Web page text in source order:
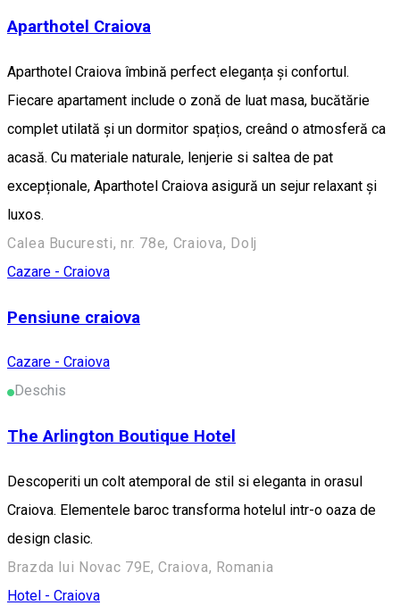
Aparthotel Craiova
Aparthotel Craiova îmbină perfect eleganța și confortul.
Fiecare apartament include o zonă de luat masa, bucătărie
complet utilată și un dormitor spațios, creând o atmosferă ca
acasă. Cu materiale naturale, lenjerie si saltea de pat
excepționale, Aparthotel Craiova asigură un sejur relaxant și
luxos.
Calea Bucuresti, nr. 78e, Craiova, Dolj
Cazare - Craiova
Pensiune craiova
Cazare - Craiova
Deschis
The Arlington Boutique Hotel
Descoperiti un colt atemporal de stil si eleganta in orasul
Craiova. Elementele baroc transforma hotelul intr-o oaza de
design clasic.
Brazda lui Novac 79E, Craiova, Romania
Hotel - Craiova